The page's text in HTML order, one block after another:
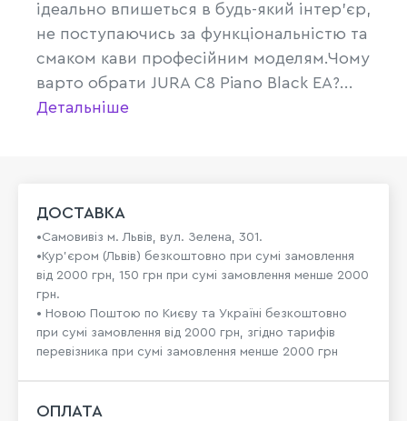
ідеально впишеться в будь-який інтер'єр,
не поступаючись за функціональністю та
смаком кави професійним моделям.Чому
варто обрати JURA C8 Piano Black EA?...
Детальніше
ДОСТАВКА
•Самовивіз м. Львів, вул. Зелена, 301.
•Кур'єром (Львів) безкоштовно при сумі замовлення
від 2000 грн, 150 грн при сумі замовлення менше 2000
грн.
• Новою Поштою по Києву та Україні безкоштовно
при сумі замовлення від 2000 грн, згідно тарифів
перевізника при сумі замовлення менше 2000 грн
ОПЛАТА